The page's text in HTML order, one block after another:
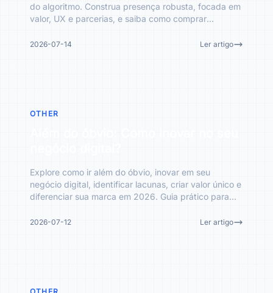
do algoritmo. Construa presença robusta, focada em
valor, UX e parcerias, e saiba como comprar
2026-07-14 Ler artigo
OTHER
Explore como ir além do óbvio, inovar em seu
negócio digital, identificar lacunas, criar valor único e
diferenciar sua marca em 2026. Guia prático para
2026-07-12 Ler artigo